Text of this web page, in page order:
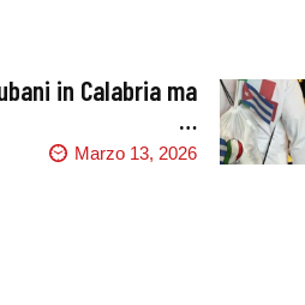
in Calabria ma
…
Marzo 13, 2026